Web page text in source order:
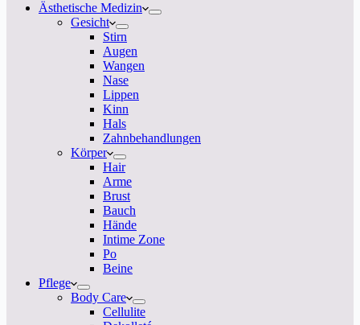
Ästhetische Medizin
Gesicht
Stirn
Augen
Wangen
Nase
Lippen
Kinn
Hals
Zahnbehandlungen
Körper
Hair
Arme
Brust
Bauch
Hände
Intime Zone
Po
Beine
Pflege
Body Care
Cellulite